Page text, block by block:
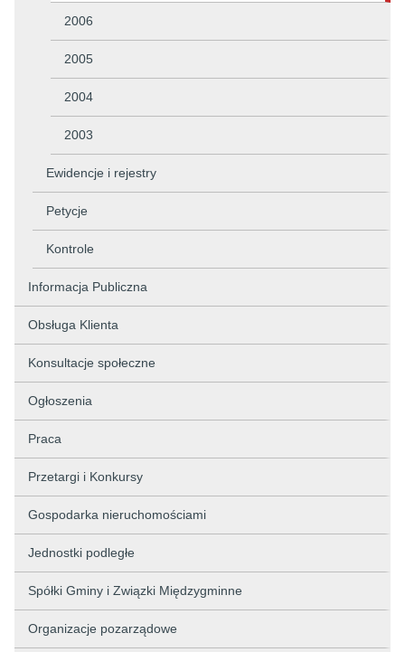
2006
2005
2004
2003
Ewidencje i rejestry
Petycje
Kontrole
Informacja Publiczna
Obsługa Klienta
Konsultacje społeczne
Ogłoszenia
Praca
Przetargi i Konkursy
Gospodarka nieruchomościami
Jednostki podległe
Spółki Gminy i Związki Międzygminne
Organizacje pozarządowe